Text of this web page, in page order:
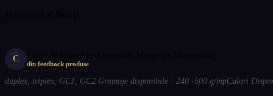
C
din feedback produse
duplex, triplex, GC1, GC2 Gramaje disponibile : 240 -500 g/mpCulori